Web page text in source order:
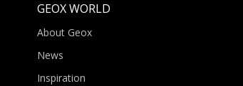
GEOX WORLD
About Geox
News
Inspiration